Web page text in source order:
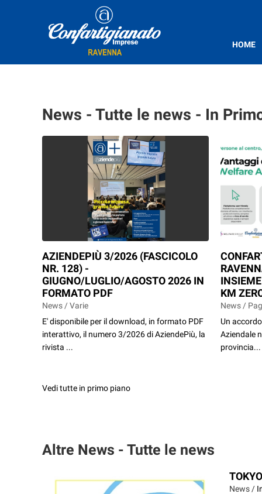
HOME
News - Tutte le news - In
AZIENDEPIÙ 3/2026 (FASCICOLO
NR. 128) -
GIUGNO/LUGLIO/AGOSTO 2026 IN
FORMATO PDF
News / Varie
E' disponibile per il download, in formato PDF
interattivo, il numero 3/2026 di AziendePiù, la
rivista ...
KM
News /
Un
Aziendale
provincia...
Vedi tutte in primo piano
Altre News - Tutte le news
News /